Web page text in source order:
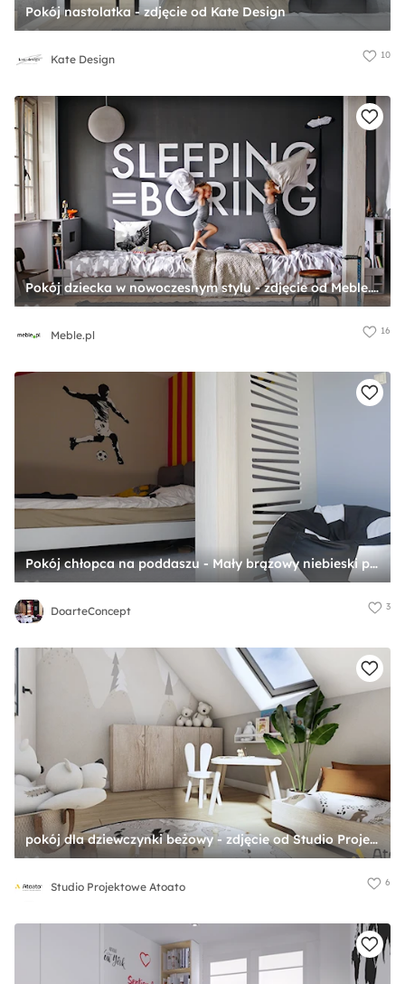
Pokój nastolatka - zdjęcie od Kate Design
Kate Design 10
Pokój dziecka w nowoczesnym stylu - zdjęcie od Meble.pl
Meble.pl 16
Pokój chłopca na poddaszu - Mały brązowy niebieski pokój dziecka dla dziecka dla nastolatka dla chłopca dla dziewczynki, styl nowoczesny - zdjęcie od DoarteConcept
DoarteConcept 3
pokój dla dziewczynki beżowy - zdjęcie od Studio Projektowe Atoato
Studio Projektowe Atoato 6